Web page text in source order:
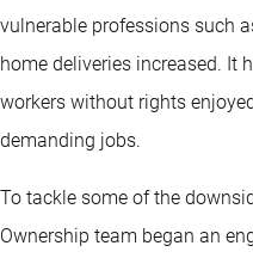
vulnerable professions such
home deliveries increased. It
workers without rights
demanding jobs.
To tackle some of the
Ownership team began an